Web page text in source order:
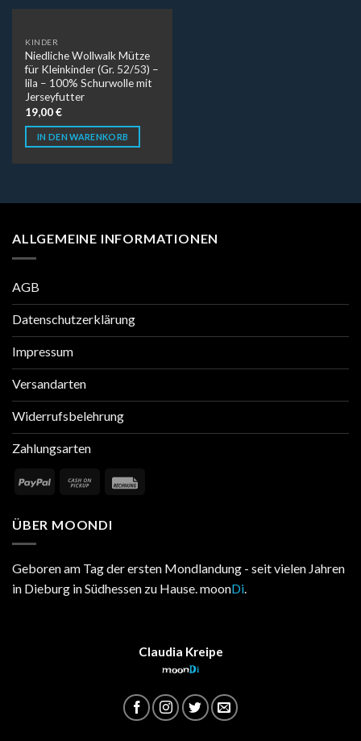
KINDER
Niedliche Wollwalk Mütze
für Kleinkinder (Gr. 52/53) –
lila – 100% Schurwolle mit
Jerseyfutter
19,00€
IN DEN WARENKORB
ALLGEMEINE INFORMATIONEN
AGB
Datenschutzerklärung
Impressum
Versandarten
Widerrufsbelehrung
Zahlungsarten
ÜBER MOONDI
Geboren am Tag der ersten Mondlandung - seit vielen Jahren
in Dieburg in Südhessen zu Hause. moonDi.
Claudia Kreipe
moonDi